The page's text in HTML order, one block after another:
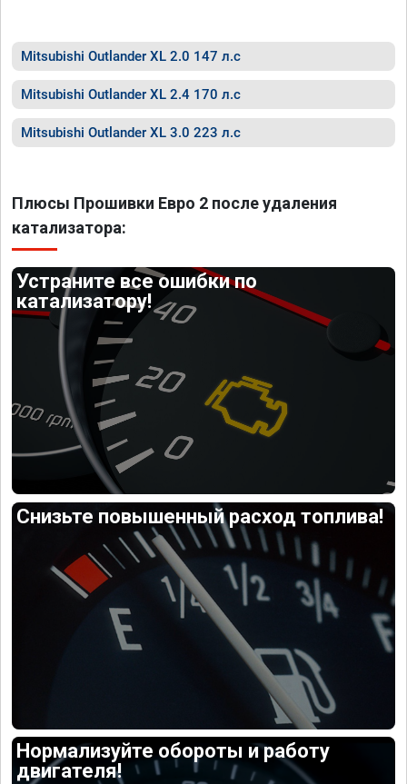
Mitsubishi Outlander XL 2.0 147 л.с
Mitsubishi Outlander XL 2.4 170 л.с
Mitsubishi Outlander XL 3.0 223 л.с
Плюсы Прошивки Евро 2 после удаления
катализатора:
Устраните все ошибки по
катализатору!
Снизьте повышенный расход топлива!
Нормализуйте обороты и работу
двигателя!